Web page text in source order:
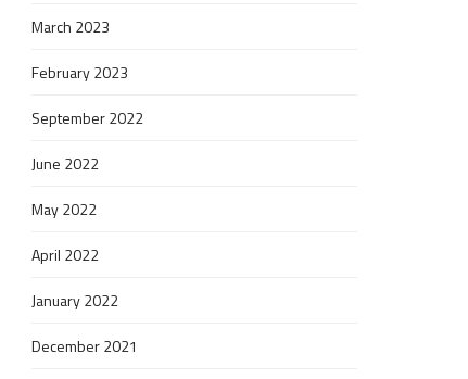
March 2023
February 2023
September 2022
June 2022
May 2022
April 2022
January 2022
December 2021